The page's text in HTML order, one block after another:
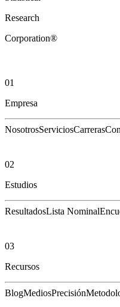
Research
Corporation®
01
Empresa
NosotrosServiciosCarreras
02
Estudios
ResultadosLista Nominal
03
Recursos
BlogMediosPrecisión